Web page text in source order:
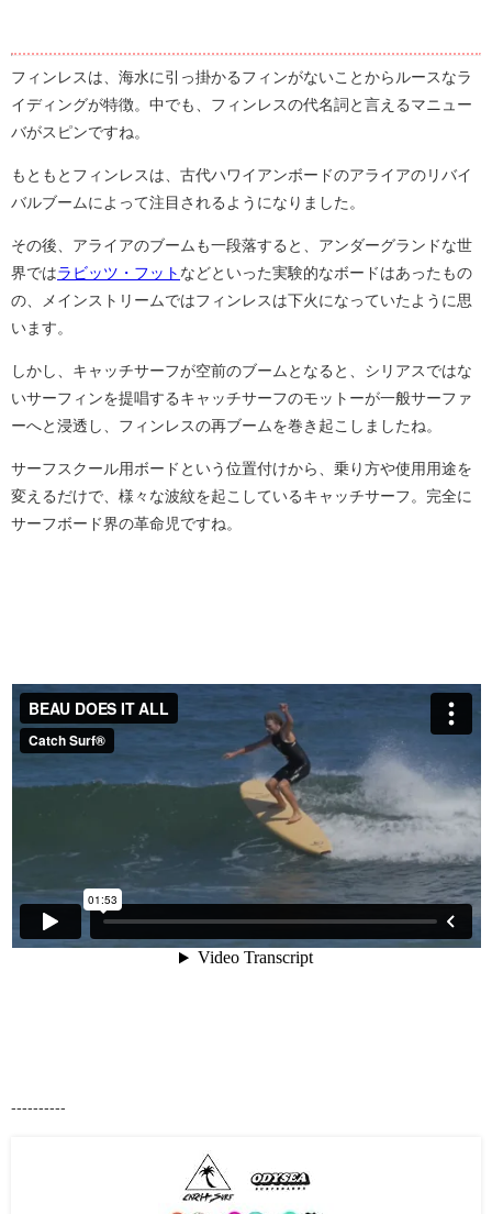
フィンレスは、海水に引っ掛かるフィンがないことからルースなラ
イディングが特徴。中でも、フィンレスの代名詞と言えるマニュー
バがスピンですね。
もともとフィンレスは、古代ハワイアンボードのアライアのリバイ
バルブームによって注目されるようになりました。
その後、アライアのブームも一段落すると、アンダーグランドな世
界ではラビッツ・フット などといった実験的なボードはあったもの
の、メインストリームではフィンレスは下火になっていたように思
います。
しかし、キャッチサーフが空前のブームとなると、シリアスではな
いサーフィンを提唱するキャッチサーフのモットーが一般サーファ
ーへと浸透し、フィンレスの再ブームを巻き起こしましたね。
サーフスクール用ボードという位置付けから、乗り方や使用用途を
変えるだけで、様々な波紋を起こしているキャッチサーフ。完全に
サーフボード界の革命児ですね。
----------